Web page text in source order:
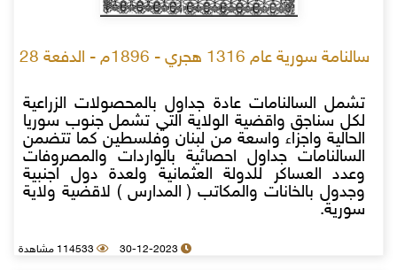
سالنامة سورية عام 1316 هجري - 1896م - الدفعة 28
تشمل السالنامات عادة جداول بالمحصولات الزراعية
لكل سناجق واقضية الولاية التي تشمل جنوب سوريا
الحالية واجزاء واسعة من لبنان وفلسطين كما تتضمن
السالنامات جداول احصائية بالواردات والمصروفات
وعدد العساكر للدولة العثمانية ولعدة دول اجنبية
وجدول بالخانات والمكاتب ( المدارس ) لاقضية ولاية
سورية.
30-12-2023 114533 مشاهدة